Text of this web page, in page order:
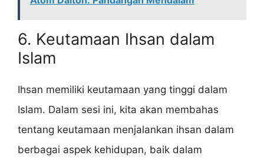
6. Keutamaan Ihsan dalam
Islam
Ihsan memiliki keutamaan yang tinggi dalam
Islam. Dalam sesi ini, kita akan membahas
tentang keutamaan menjalankan ihsan dalam
berbagai aspek kehidupan, baik dalam